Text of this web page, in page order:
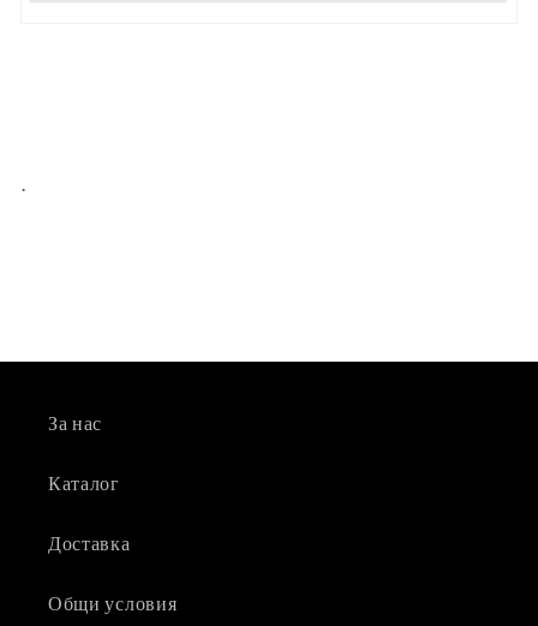
.
За нас
Каталог
Доставка
Общи условия